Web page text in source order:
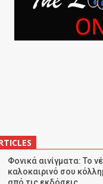
Φονικά αινίγματα: Το
καλοκαιρινό σου